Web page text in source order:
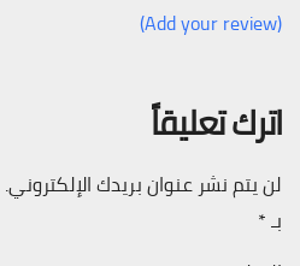
(Add your review)
اترك تعليقاً
لن يتم نشر عنوان بريدك الإلكتروني.
بـ*